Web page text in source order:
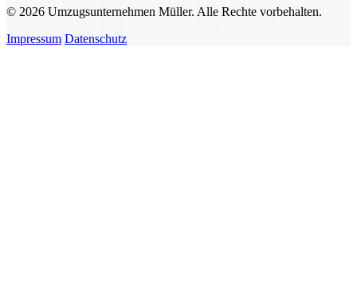
© 2026 Umzugsunternehmen Müller. Alle Rechte vorbehalten.
Impressum Datenschutz